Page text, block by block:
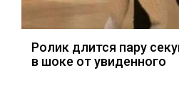
Ролик длится пару
в шоке от увиденного